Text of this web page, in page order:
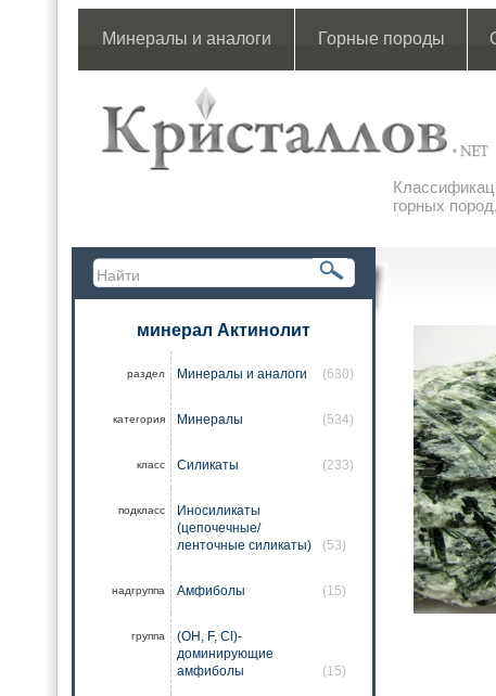
Минералы и аналоги Горные породы
горных
минерал Актинолит
раздел Минералы и аналоги (630)
категория Минералы (534)
класс Силикаты (233)
подкласс
Иносиликаты
(цепочечные/
ленточные силикаты)
(53)
надгруппа Амфиболы (15)
группа
(OH, F, Cl)-
доминирующие
амфиболы
(15)